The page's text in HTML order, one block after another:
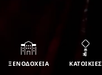
ΞΕΝΟΔΟΧΕΊΑ ΚΑΤΟΙΚΊΕΣ